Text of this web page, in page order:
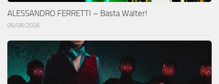
ALESSANDRO FERRETTI – Basta Walter!
06/08/2026